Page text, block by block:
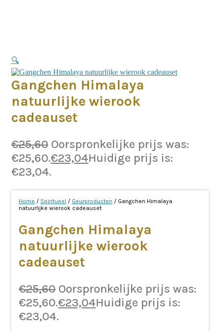
🔍
Gangchen Himalaya
natuurlijke wierook
cadeauset
€25,60 Oorspronkelijke prijs was:
€25,60.€23,04Huidige prijs is:
€23,04.
Home / Spiritueel / Geurproducten / Gangchen Himalaya
natuurlijke wierook cadeauset
Gangchen Himalaya
natuurlijke wierook
cadeauset
€25,60 Oorspronkelijke prijs was:
€25,60.€23,04Huidige prijs is:
€23,04.